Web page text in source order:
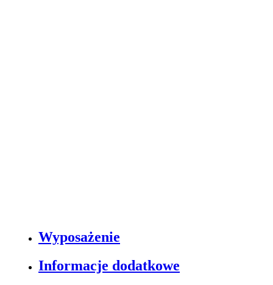
Wyposażenie
Informacje dodatkowe